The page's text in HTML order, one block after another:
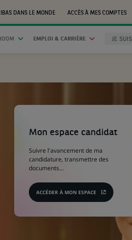
DANS LE MONDE
ACCÈS À MES COMPTES
LIEN
DANS
UN
EMPLOI & CARRIÈRE JE SUIS
Mon espace candidat
Suivre l'avancement de ma
candidature, transmettre des
documents...
ACCÉDER À MON ESPACE
(Ce
s'ouvre
dans
nouvel
onglet)